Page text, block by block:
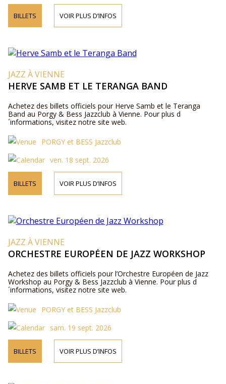
BILLETS VOIR PLUS D’INFOS
JAZZ À VIENNE
HERVE SAMB ET LE TERANGA BAND
Achetez des billets officiels pour Herve Samb et le Teranga
Band au Porgy & Bess Jazzclub à Vienne. Pour plus d
´informations, visitez notre site web.
PORGY et BESS Jazzclub
ven. 18 sept. 2026
BILLETS VOIR PLUS D’INFOS
JAZZ À VIENNE
ORCHESTRE EUROPÉEN DE JAZZ WORKSHOP
Achetez des billets officiels pour l’Orchestre Européen de Jazz
Workshop au Porgy & Bess Jazzclub à Vienne. Pour plus d
´informations, visitez notre site web.
PORGY et BESS Jazzclub
sam. 19 sept. 2026
BILLETS VOIR PLUS D’INFOS